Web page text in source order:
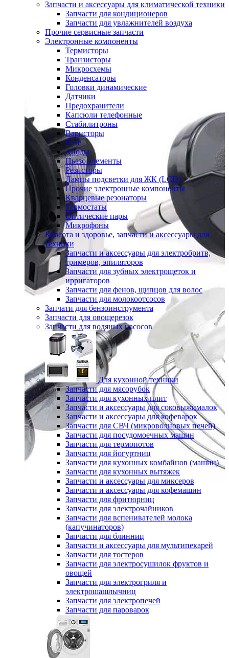
Запчасти и аксессуары для климатической техники
Запчасти для кондиционеров
Запчасти для увлажнителей воздуха
Прочие сервисные запчасти
Электронные компоненты
Термисторы
Транзисторы
Микросхемы
Конденсаторы
Головки динамические
Датчики
Предохранители
Капсюли телефонные
Стабилитроны
Варисторы
Реле
Диоды
Пьезо элементы
Резисторы
Лампы подсветки для ЖК (LCD)
Прочие электронные компоненты
Кварцевые резонаторы
Термостаты
Оптические пары
Микрофоны
Красота и здоровье, запчасти и аксессуары для
техники
Запчасти и аксессуары для электробритв,
тримеров, эпиляторов
Запчасти для зубных электрощеток и
ирригаторов
Запчасти для фенов, щипцов для волос
Запчасти для молокоотсосов
Запчати для бензоинструмента
Запчасти для овощерезок
Запчасти для водяных насосов
Для кухонной техники
Запчасти для мясорубок
Запчасти для кухонных плит
Запчасти и аксессуары для соковыжималок
Запчасти и аксессуары для кофеварок
Запчасти для СВЧ (микроволновых печей)
Запчасти для посудомоечных машин
Запчасти для термопотов
Запчасти для йогуртниц
Запчасти для кухонных комбайнов (машин)
Запчасти для кухонных вытяжек
Запчасти и аксессуары для миксеров
Запчасти и аксессуары для кофемашин
Запчасти для фритюрниц
Запчасти для электрочайников
Запчасти для вспенивателей молока
(капучинаторов)
Запчасти для блинниц
Запчасти и аксессуары для мультипекарей
Запчасти для тостеров
Запчасти для электросушилок фруктов и
овощей
Запчасти для электрогриля и
электрошашлычниц
Запчасти для электропечей
Запчасти для пароварок